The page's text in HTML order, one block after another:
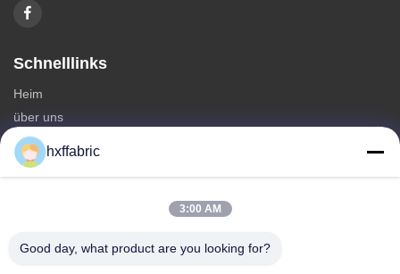
Schnelllinks
Heim
über uns
produits
Kontaktieren Sie uns
SBR Neoprenstoff
hxffabric
3:00 AM
Good day, what product are you looking for?